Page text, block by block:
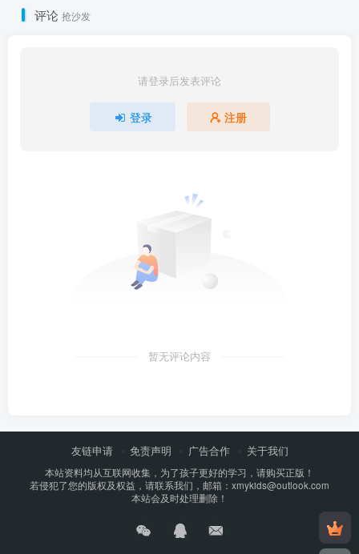
评论 抢沙发
请登录后发表评论
登录 注册
暂无评论内容
友链申请 免责声明 广告合作 关于我们
本站资料均从互联网收集，为了孩子更好的学习，请购买正版！
若侵犯了您的版权及权益，请联系我们，邮箱：xmykids@outlook.com
本站会及时处理删除！